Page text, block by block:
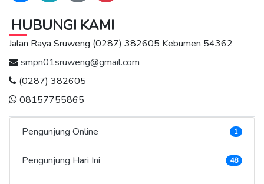
HUBUNGI KAMI
Jalan Raya Sruweng (0287) 382605 Kebumen 54362
smpn01sruweng@gmail.com
(0287) 382605
08157755865
Pengunjung Online 1
Pengunjung Hari Ini 48